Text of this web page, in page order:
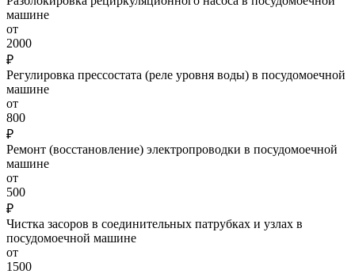
машине
от
2000
₽
Регулировка прессостата (реле уровня воды) в посудомоечной
машине
от
800
₽
Ремонт (восстановление) электропроводки в посудомоечной
машине
от
500
₽
Чистка засоров в соединительных патрубках и узлах в
посудомоечной машине
от
1500